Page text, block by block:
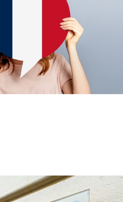
incendies
aux
on
Connaissez-vous
‘Le Village Préféré
animée par